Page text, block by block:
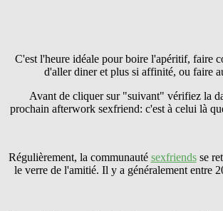
C'est l'heure idéale pour boire l'apéritif, faire
d'aller diner et plus si affinité, ou faire
Avant de cliquer sur "suivant" vérifiez la
prochain afterwork sexfriend: c'est à celui là
Régulièrement, la communauté sexfriendsse
le verre de l'amitié. Il y a généralement entre